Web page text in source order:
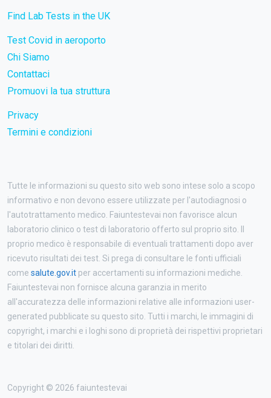
Find Lab Tests in the UK
Test Covid in aeroporto
Chi Siamo
Contattaci
Promuovi la tua struttura
Privacy
Termini e condizioni
Tutte le informazioni su questo sito web sono intese solo a scopo
informativo e non devono essere utilizzate per l'autodiagnosi o
l'autotrattamento medico. Faiuntestevai non favorisce alcun
laboratorio clinico o test di laboratorio offerto sul proprio sito. Il
proprio medico è responsabile di eventuali trattamenti dopo aver
ricevuto risultati dei test. Si prega di consultare le fonti ufficiali
come salute.gov.it per accertamenti su informazioni mediche.
Faiuntestevai non fornisce alcuna garanzia in merito
all'accuratezza delle informazioni relative alle informazioni user-
generated pubblicate su questo sito. Tutti i marchi, le immagini di
copyright, i marchi e i loghi sono di proprietà dei rispettivi proprietari
e titolari dei diritti.
Copyright © 2026 faiuntestevai